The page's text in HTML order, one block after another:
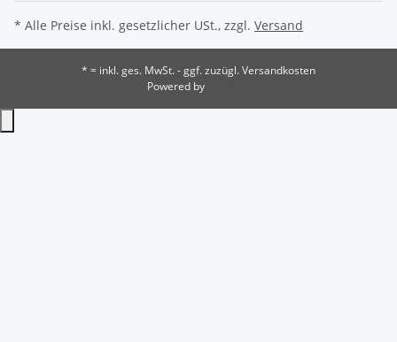
* Alle Preise inkl. gesetzlicher USt., zzgl. Versand
* = inkl. ges. MwSt. - ggf. zuzügl. Versandkosten
Powered by